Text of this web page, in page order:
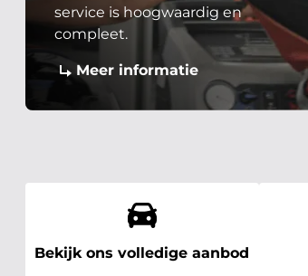
service is hoogwaardig en
compleet.
Meer informatie
Bekijk ons volledige aanbod